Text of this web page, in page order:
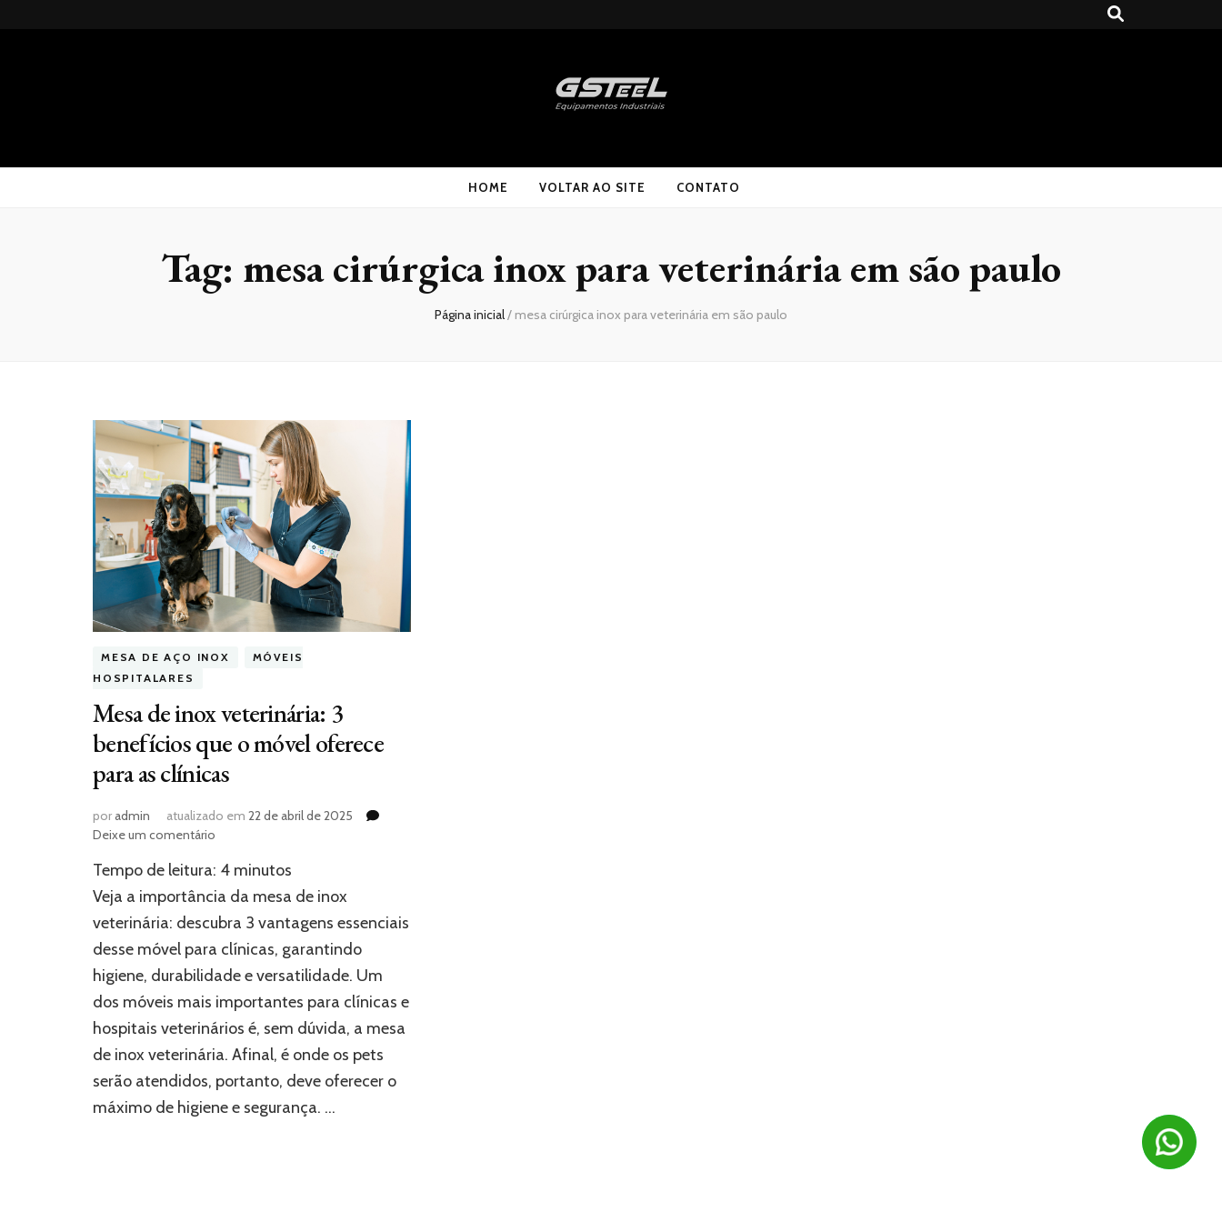
Gsteel HOME VOLTAR AO SITE CONTATO
Tag: mesa cirúrgica inox para veterinária em são paulo
Página inicial/ mesa cirúrgica inox para veterinária em são paulo
MESA DE AÇO INOX
MÓVEIS
HOSPITALARES
Mesa de inox veterinária: 3
benefícios que o móvel oferece
para as clínicas
poradmin atualizado em 22 de abril de 2025
Deixe um comentário
de
inox
3
benefícios
que
móvel
oferece
as
clínicas
Tempo de leitura: 4 minutos
Veja a importância da mesa de inox
veterinária: descubra 3 vantagens essenciais
desse móvel para clínicas, garantindo
higiene, durabilidade e versatilidade. Um
dos móveis mais importantes para clínicas e
hospitais veterinários é, sem dúvida, a mesa
de inox veterinária. Afinal, é onde os pets
serão atendidos, portanto, deve oferecer o
máximo de higiene e segurança. …